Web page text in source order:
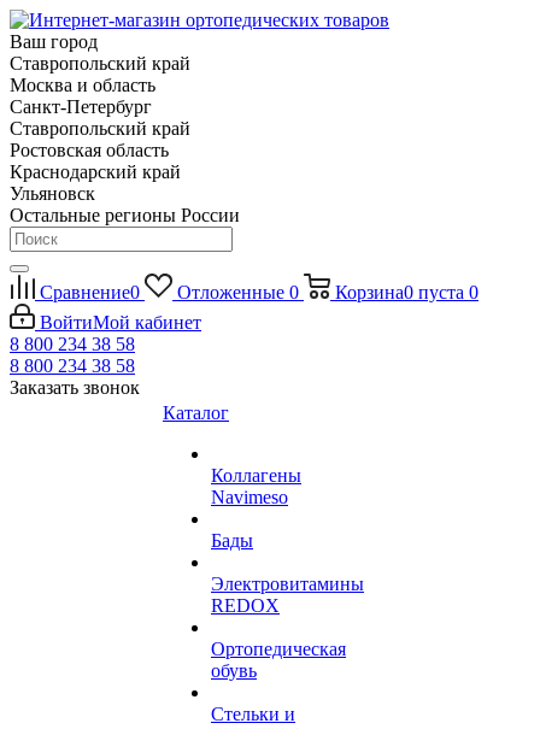
Ваш город
Ставропольский край
Москва и область
Санкт-Петербург
Ставропольский край
Ростовская область
Краснодарский край
Ульяновск
Остальные регионы России
Сравнение0 Отложенные 0 Корзина0 пуста 0
ВойтиМой кабинет
8 800 234 38 58
8 800 234 38 58
Заказать звонок
Каталог
Коллагены
Navimeso
Бады
Электровитамины
REDOX
Ортопедическая
обувь
Стельки и